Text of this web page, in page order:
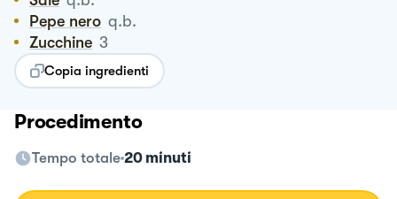
Pepe nero q.b.
Zucchine 3
Copia ingredienti
Procedimento
Tempo totale 20 minuti